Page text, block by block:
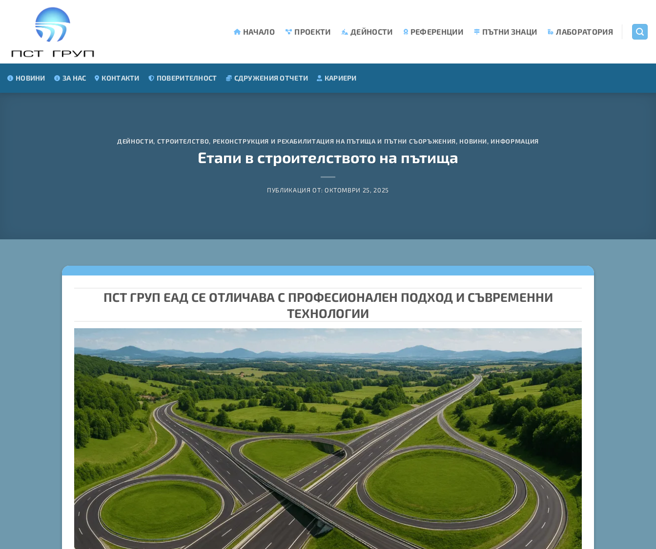
НАЧАЛО ПРОЕКТИ ДЕЙНОСТИ РЕФЕРЕНЦИИ ПЪТНИ ЗНАЦИ ЛАБОРАТОРИЯ
НОВИНИ ЗА НАС КОНТАКТИ ПОВЕРИТЕЛНОСТ СДРУЖЕНИЯ ОТЧЕТИ КАРИЕРИ
ДЕЙНОСТИ, СТРОИТЕЛСТВО, РЕКОНСТРУКЦИЯ И РЕХАБИЛИТАЦИЯ НА ПЪТИЩА И ПЪТНИ СЪОРЪЖЕНИЯ, НОВИНИ, ИНФОРМАЦИЯ
Етапи в строителството на пътища
ПУБЛИКАЦИЯ ОТ: ОКТОМВРИ 25, 2025
ПСТ ГРУП ЕАД СЕ ОТЛИЧАВА С ПРОФЕСИОНАЛЕН ПОДХОД И СЪВРЕМЕННИ
ТЕХНОЛОГИИ